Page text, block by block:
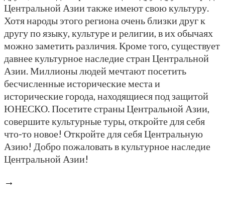
Центральной Азии также имеют свою культуру.
Хотя народы этого региона очень близки друг к
другу по языку, культуре и религии, в их обычаях
можно заметить различия. Кроме того, существует
давнее культурное наследие стран Центральной
Азии. Миллионы людей мечтают посетить
бесчисленные исторические места и
исторические города, находящиеся под защитой
ЮНЕСКО. Посетите страны Центральной Азии,
совершите культурные туры, откройте для себя
что-то новое! Откройте для себя Центральную
Азию! Добро пожаловать в культурное наследие
Центральной Азии!
→